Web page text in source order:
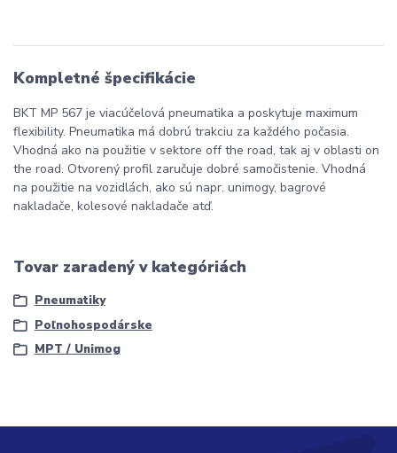
Kompletné špecifikácie
BKT MP 567 je viacúčelová pneumatika a poskytuje maximum
flexibility. Pneumatika má dobrú trakciu za každého počasia.
Vhodná ako na použitie v sektore off the road, tak aj v oblasti on
the road. Otvorený profil zaručuje dobré samočistenie. Vhodná
na použitie na vozidlách, ako sú napr. unimogy, bagrové
nakladače, kolesové nakladače atď.
Tovar zaradený v kategóriách
Pneumatiky
Poľnohospodárske
MPT / Unimog